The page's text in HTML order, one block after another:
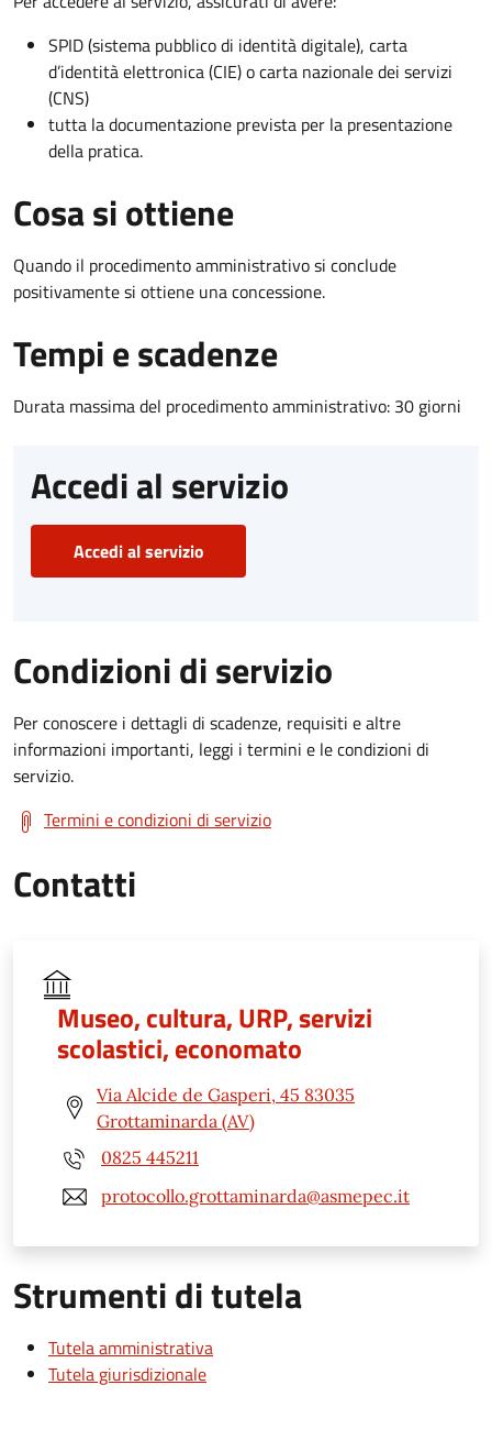
SPID (sistema pubblico di identità digitale), carta
d’identità elettronica (CIE) o carta nazionale dei servizi
(CNS)
tutta la documentazione prevista per la presentazione
della pratica.
Cosa si ottiene
Quando il procedimento amministrativo si conclude
positivamente si ottiene una concessione.
Tempi e scadenze
Durata massima del procedimento amministrativo: 30 giorni
Accedi al servizio
Accedi al servizio
Condizioni di servizio
Per conoscere i dettagli di scadenze, requisiti e altre
informazioni importanti, leggi i termini e le condizioni di
servizio.
Termini e condizioni di servizio
Contatti
Museo, cultura, URP, servizi
scolastici, economato
Via Alcide de Gasperi, 45 83035
Grottaminarda (AV)
0825 445211
protocollo.grottaminarda@asmepec.it
Strumenti di tutela
Tutela amministrativa
Tutela giurisdizionale